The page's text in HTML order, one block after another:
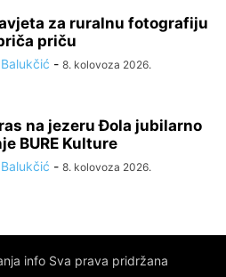
za ruralnu fotografiju
priču
- 8. kolovoza 2026.
na jezeru Đola jubilarno
BURE Kulture
- 8. kolovoza 2026.
info Sva prava pridržana